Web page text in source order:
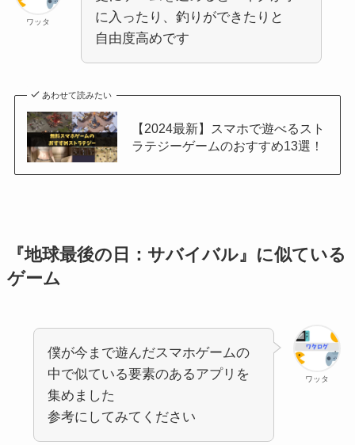
ワッタ
に入ったり、釣りができたりと
自由度高めです
あわせて読みたい
【2024最新】スマホで遊べるスト
ラテジーゲームのおすすめ13選！
『地球最後の日：サバイバル』に似ている
ゲーム
ワッタ
僕が今まで遊んだスマホゲームの
中で似ている要素のあるアプリを
集めました
参考にしてみてください